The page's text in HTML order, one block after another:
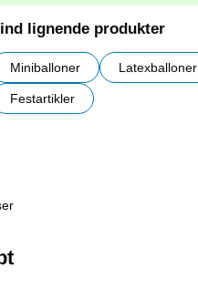
lignende produkter
Miniballoner Latexballoner
Festartikler